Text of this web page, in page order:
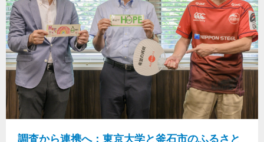
調査から連携へ：東京大学と釜石市のふるさと